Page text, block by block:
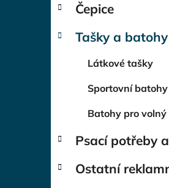
n
e
o
i
Čepice
Tašky a batohy
Látkové tašky
Sportovní batohy
Batohy pro volný
Psací potřeby
Ostatní